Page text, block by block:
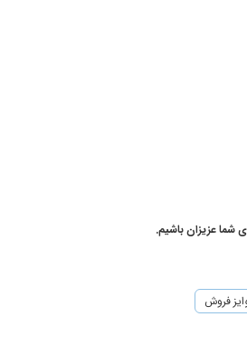
شما عزیزان باشیم.
فروش